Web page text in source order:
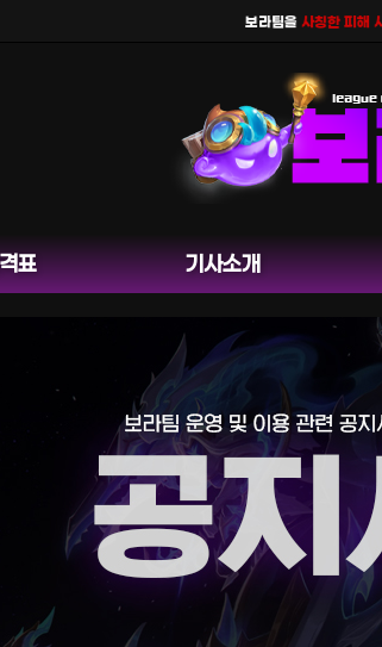
보라팀을사칭한 피해 사례가
표 기사소개